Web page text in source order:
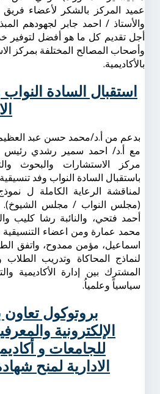
عميد المركز بالشكر لأعضاء فريق
والأستاذ / احمد جابر لجهودهم
أجل تقديم كل ما هو أفضل لتوفير
وأصحاب المصالح المختلفة بمركز
بالأكاديمية.
استقبال السادة
بدعم من أ.د/محمد حسن عبد العظيم
مع أ.د/ احمد سمير رشدي رئيس
مركز الاستشارات والبحوث
باستقبال السادة النواب وفد
لمناقشة الرعاية الكاملة ل
(مجلس النواب / مجلس الشيوخ).
أحمد فتحي، والنائبة رشا كليب
محمد عمارة ومن اعضاء
اسماعيل، مؤمن ممدوح، واتفق
لنماذج المحاكاة وتدريب
المشترك بين إدارة الأكاديمية
سياسياً وعلمياُ.
بروتوكول
الإلكترونية
للجامعات و
الادارية لمنح